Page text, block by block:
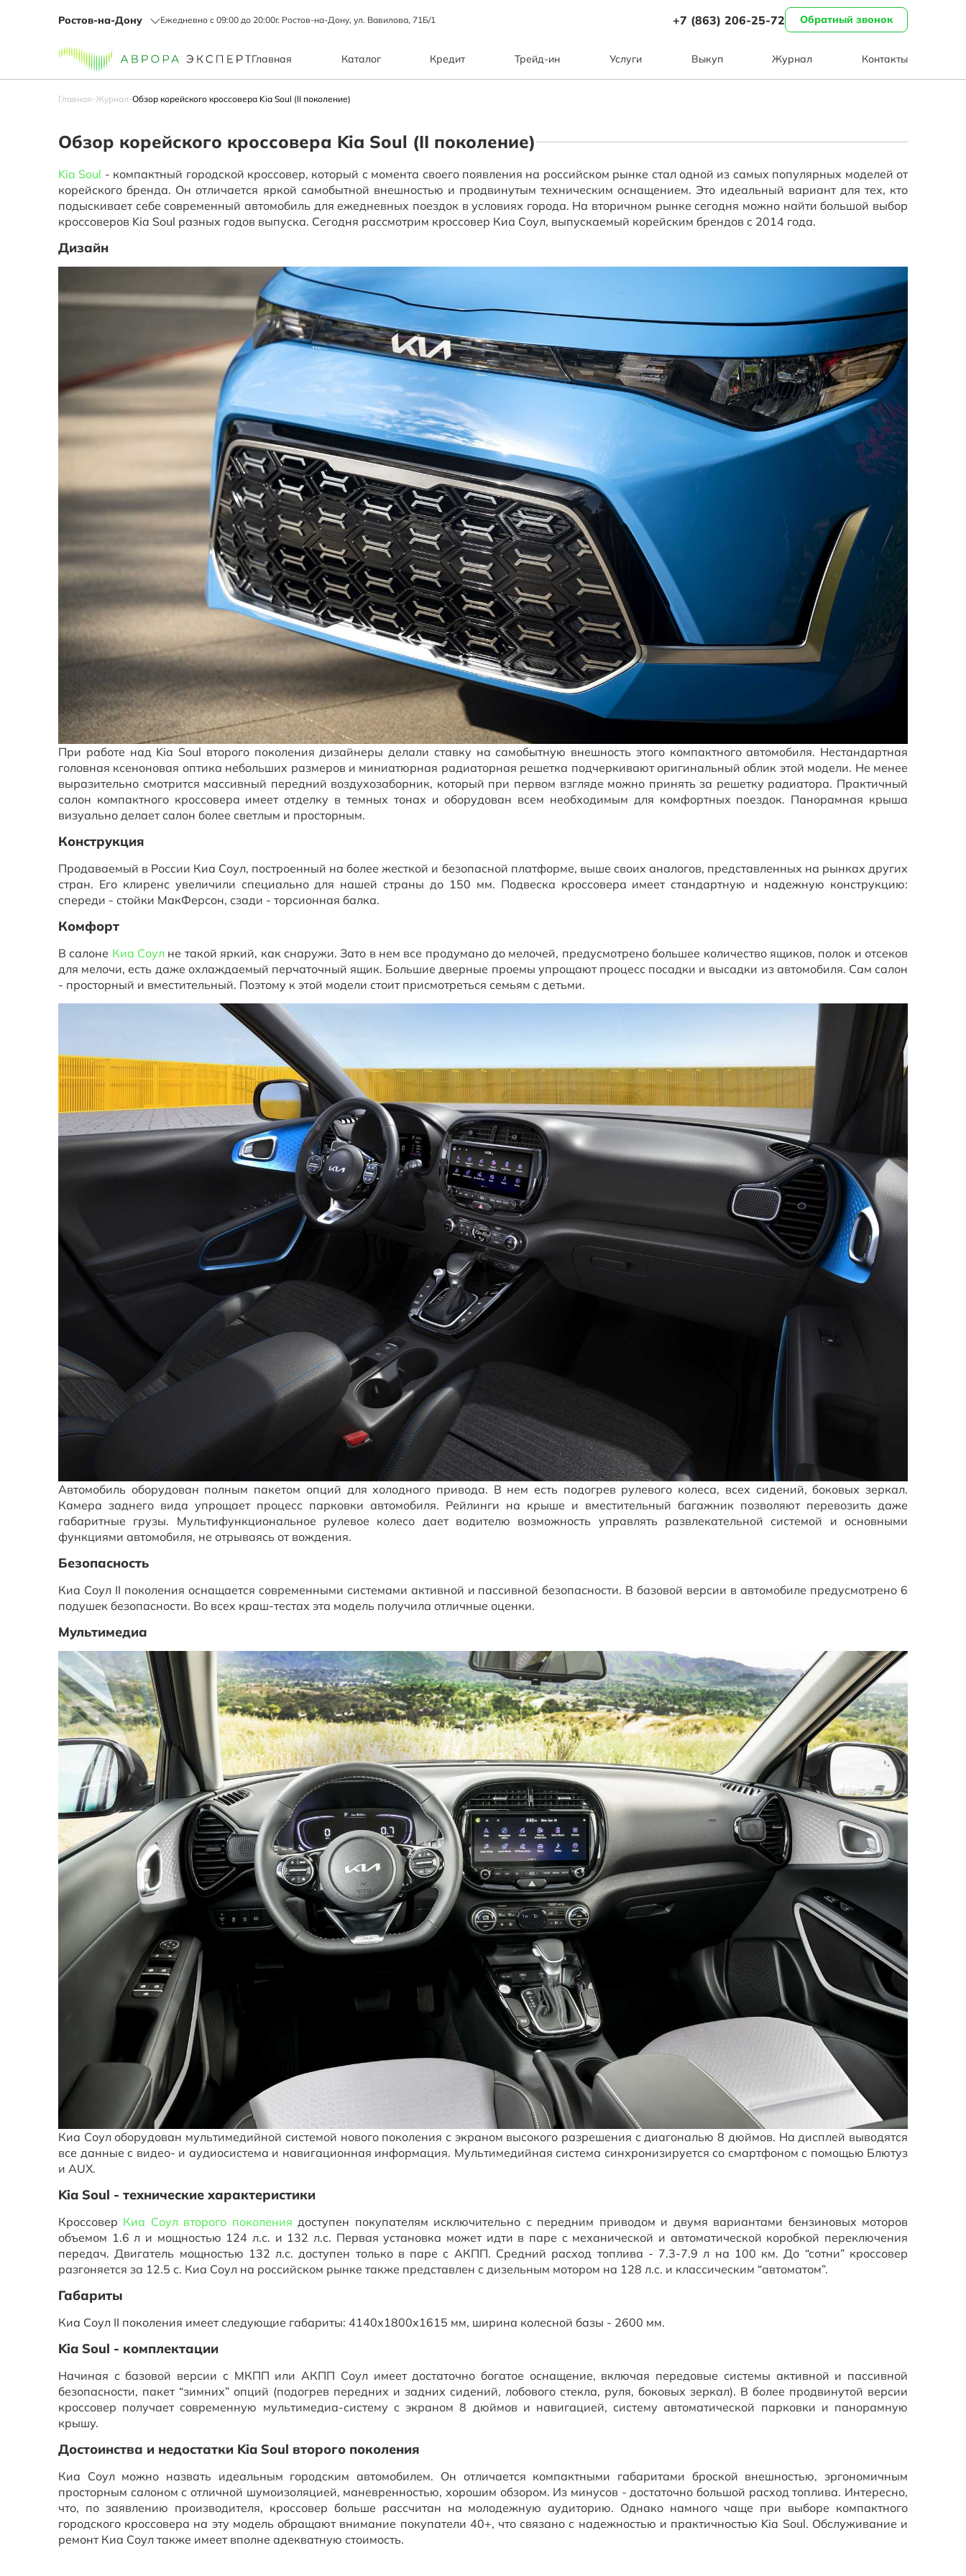
Ростов-на-Дону Ежедневно с 09:00 до 20:00г. Ростов-на-Дону, ул. Вавилова, 71Б/1 +7 (863) 206-25-72 Обратный звонок
Главная Каталог Кредит Трейд-ин Услуги Выкуп Журнал Контакты
Главная-Журнал-Обзор корейского кроссовера Kia Soul (II поколение)
Обзор корейского кроссовера Kia Soul (II поколение)
Kia Soul - компактный городской кроссовер, который с момента своего появления на российском рынке стал одной из самых популярных моделей от
корейского бренда. Он отличается яркой самобытной внешностью и продвинутым техническим оснащением. Это идеальный вариант для тех, кто
подыскивает себе современный автомобиль для ежедневных поездок в условиях города. На вторичном рынке сегодня можно найти большой выбор
кроссоверов Kia Soul разных годов выпуска. Сегодня рассмотрим кроссовер Киа Соул, выпускаемый корейским брендов с 2014 года.
Дизайн
При работе над Kia Soul второго поколения дизайнеры делали ставку на самобытную внешность этого компактного автомобиля. Нестандартная
головная ксеноновая оптика небольших размеров и миниатюрная радиаторная решетка подчеркивают оригинальный облик этой модели. Не менее
выразительно смотрится массивный передний воздухозаборник, который при первом взгляде можно принять за решетку радиатора. Практичный
салон компактного кроссовера имеет отделку в темных тонах и оборудован всем необходимым для комфортных поездок. Панорамная крыша
визуально делает салон более светлым и просторным.
Конструкция
Продаваемый в России Киа Соул, построенный на более жесткой и безопасной платформе, выше своих аналогов, представленных на рынках других
стран. Его клиренс увеличили специально для нашей страны до 150 мм. Подвеска кроссовера имеет стандартную и надежную конструкцию:
спереди - стойки МакФерсон, сзади - торсионная балка.
Комфорт
В салоне Киа Соул не такой яркий, как снаружи. Зато в нем все продумано до мелочей, предусмотрено большее количество ящиков, полок и отсеков
для мелочи, есть даже охлаждаемый перчаточный ящик. Большие дверные проемы упрощают процесс посадки и высадки из автомобиля. Сам салон
- просторный и вместительный. Поэтому к этой модели стоит присмотреться семьям с детьми.
Автомобиль оборудован полным пакетом опций для холодного привода. В нем есть подогрев рулевого колеса, всех сидений, боковых зеркал.
Камера заднего вида упрощает процесс парковки автомобиля. Рейлинги на крыше и вместительный багажник позволяют перевозить даже
габаритные грузы. Мультифункциональное рулевое колесо дает водителю возможность управлять развлекательной системой и основными
функциями автомобиля, не отрываясь от вождения.
Безопасность
Киа Соул II поколения оснащается современными системами активной и пассивной безопасности. В базовой версии в автомобиле предусмотрено 6
подушек безопасности. Во всех краш-тестах эта модель получила отличные оценки.
Мультимедиа
Киа Соул оборудован мультимедийной системой нового поколения с экраном высокого разрешения с диагональю 8 дюймов. На дисплей выводятся
все данные с видео- и аудиосистема и навигационная информация. Мультимедийная система синхронизируется со смартфоном с помощью Блютуз
и AUX.
Kia Soul - технические характеристики
Кроссовер Киа Соул второго поколения доступен покупателям исключительно с передним приводом и двумя вариантами бензиновых моторов
объемом 1.6 л и мощностью 124 л.с. и 132 л.с. Первая установка может идти в паре с механической и автоматической коробкой переключения
передач. Двигатель мощностью 132 л.с. доступен только в паре с АКПП. Средний расход топлива - 7.3-7.9 л на 100 км. До “сотни” кроссовер
разгоняется за 12.5 с. Киа Соул на российском рынке также представлен с дизельным мотором на 128 л.с. и классическим “автоматом”.
Габариты
Киа Соул II поколения имеет следующие габариты: 4140х1800х1615 мм, ширина колесной базы - 2600 мм.
Kia Soul - комплектации
Начиная с базовой версии с МКПП или АКПП Соул имеет достаточно богатое оснащение, включая передовые системы активной и пассивной
безопасности, пакет “зимних” опций (подогрев передних и задних сидений, лобового стекла, руля, боковых зеркал). В более продвинутой версии
кроссовер получает современную мультимедиа-систему с экраном 8 дюймов и навигацией, систему автоматической парковки и панорамную
крышу.
Достоинства и недостатки Kia Soul второго поколения
Киа Соул можно назвать идеальным городским автомобилем. Он отличается компактными габаритами броской внешностью, эргономичным
просторным салоном с отличной шумоизоляцией, маневренностью, хорошим обзором. Из минусов - достаточно большой расход топлива. Интересно,
что, по заявлению производителя, кроссовер больше рассчитан на молодежную аудиторию. Однако намного чаще при выборе компактного
городского кроссовера на эту модель обращают внимание покупатели 40+, что связано с надежностью и практичностью Kia Soul. Обслуживание и
ремонт Киа Соул также имеет вполне адекватную стоимость.